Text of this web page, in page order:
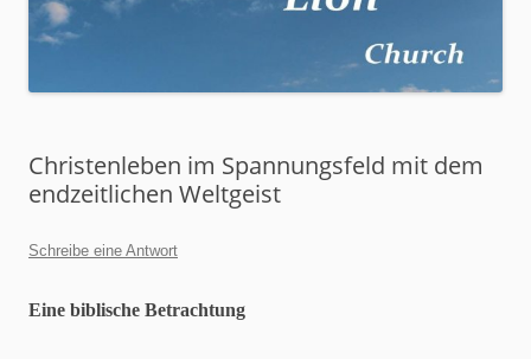
Christenleben im Spannungsfeld mit dem
endzeitlichen Weltgeist
Schreibe eine Antwort
Eine biblische Betrachtung